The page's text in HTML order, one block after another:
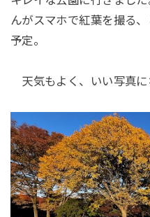
んがスマホで紅葉を撮る
予定。
天気もよく、いい写真に